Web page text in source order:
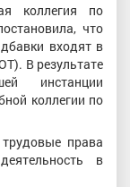
коллегия по
что
входят в
В результате
инстанции
коллегии по
права
в